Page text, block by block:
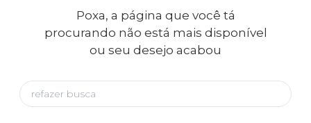
Poxa, a página que você tá
procurando não está mais disponível
ou seu desejo acabou